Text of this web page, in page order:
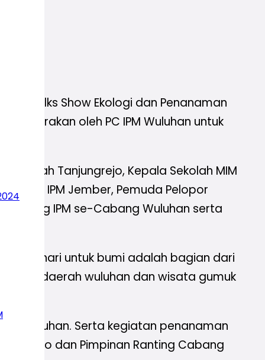
Talks Show Ekologi dan Penanaman
oleh PC IPM Wuluhan untuk
Tanjungrejo, Kepala Sekolah MIM
(PD) IPM Jember, Pemuda Pelopor
Ranting IPM se-Cabang Wuluhan serta
satu hari untuk bumi adalah bagian dari
daerah wuluhan dan wisata gumuk
Wuluhan. Serta kegiatan penanaman
dan Pimpinan Ranting Cabang